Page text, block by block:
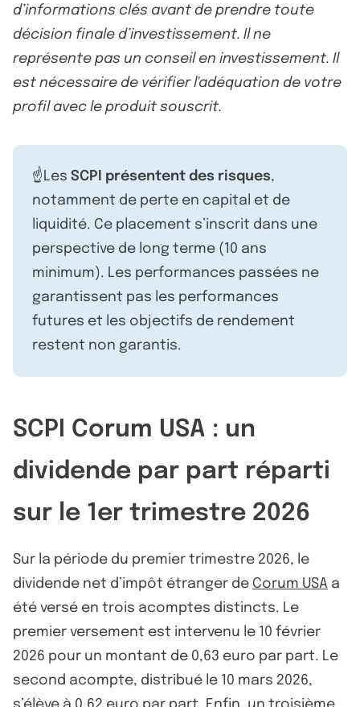
d’informations clés avant de prendre toute
décision finale d’investissement. Il ne
représente pas un conseil en investissement. Il
est nécessaire de vérifier l'adéquation de votre
profil avec le produit souscrit.
☝️Les SCPI présentent des risques,
notamment de perte en capital et de
liquidité. Ce placement s’inscrit dans une
perspective de long terme (10 ans
minimum). Les performances passées ne
garantissent pas les performances
futures et les objectifs de rendement
restent non garantis.
SCPI Corum USA : un
dividende par part réparti
sur le 1er trimestre 2026
Sur la période du premier trimestre 2026, le
dividende net d’impôt étranger de Corum USA a
été versé en trois acomptes distincts. Le
premier versement est intervenu le 10 février
2026 pour un montant de 0,63 euro par part. Le
second acompte, distribué le 10 mars 2026,